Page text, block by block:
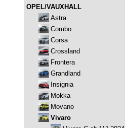
OPEL/VAUXHALL
Astra
Combo
Corsa
Crossland
Frontera
Grandland
Insignia
Mokka
Movano
Vivaro